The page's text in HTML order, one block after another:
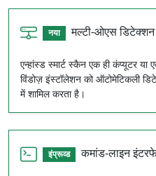
नया मल्टी-ओएस डिटेक्शन
एन्हांस्ड स्मार्ट स्कैन एक ही कंप्यूटर या
विंडोज़ इंस्टॉलेशन को ऑटोमेटिकली
में शामिल करता है।
इंप्रूव्ड कमांड-लाइन